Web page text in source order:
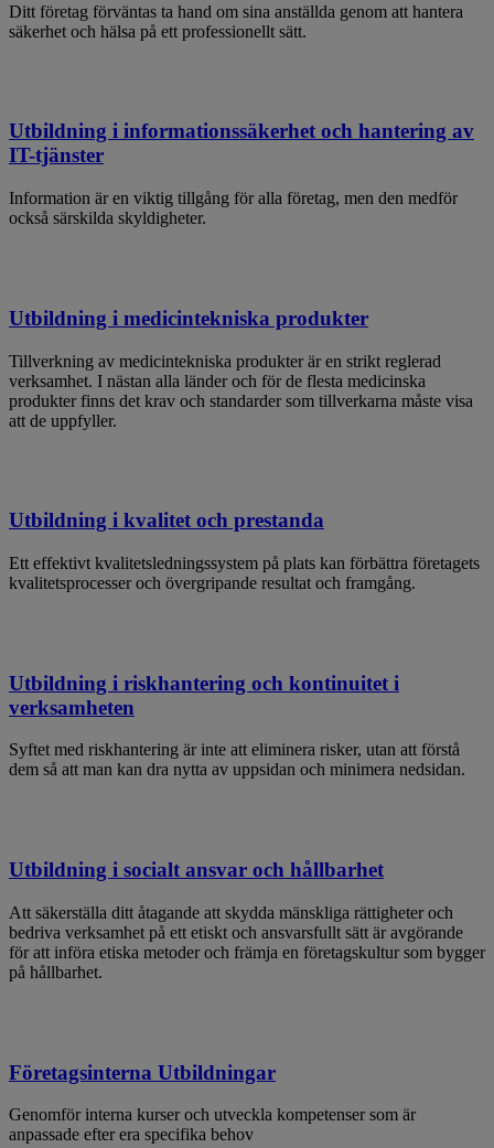
Ditt företag förväntas ta hand om sina anställda genom att hantera
säkerhet och hälsa på ett professionellt sätt.
Utbildning i informationssäkerhet och hantering av
IT-tjänster
Information är en viktig tillgång för alla företag, men den medför
också särskilda skyldigheter.
Utbildning i medicintekniska produkter
Tillverkning av medicintekniska produkter är en strikt reglerad
verksamhet. I nästan alla länder och för de flesta medicinska
produkter finns det krav och standarder som tillverkarna måste visa
att de uppfyller.
Utbildning i kvalitet och prestanda
Ett effektivt kvalitetsledningssystem på plats kan förbättra företagets
kvalitetsprocesser och övergripande resultat och framgång.
Utbildning i riskhantering och kontinuitet i
verksamheten
Syftet med riskhantering är inte att eliminera risker, utan att förstå
dem så att man kan dra nytta av uppsidan och minimera nedsidan.
Utbildning i socialt ansvar och hållbarhet
Att säkerställa ditt åtagande att skydda mänskliga rättigheter och
bedriva verksamhet på ett etiskt och ansvarsfullt sätt är avgörande
för att införa etiska metoder och främja en företagskultur som bygger
på hållbarhet.
Företagsinterna Utbildningar
Genomför interna kurser och utveckla kompetenser som är
anpassade efter era specifika behov